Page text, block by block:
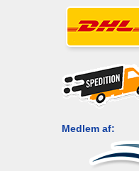
Medlem af: